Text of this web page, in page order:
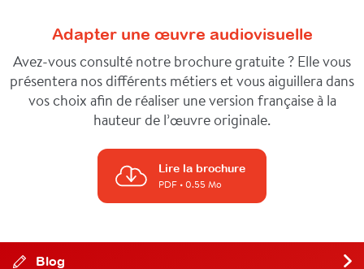
Adapter une œuvre audiovisuelle
Avez-vous consulté notre brochure gratuite ? Elle vous
présentera nos différents métiers et vous aiguillera dans
vos choix afin de réaliser une version française à la
hauteur de l’œuvre originale.
Lire la brochure
PDF• 0.55 Mo
Blog